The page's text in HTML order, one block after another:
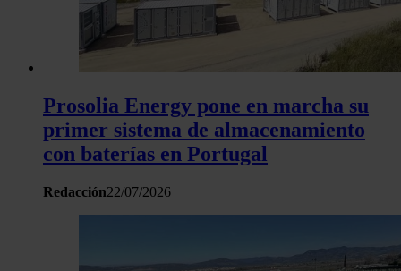
Prosolia Energy pone en marcha su
primer sistema de almacenamiento
con baterías en Portugal
Redacción22/07/2026